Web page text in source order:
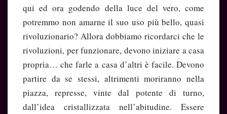
qui ed ora godendo della luce del vero, come
potremmo non amarne il suo uso più bello, quasi
rivoluzionario? Allora dobbiamo ricordarci che le
rivoluzioni, per funzionare, devono iniziare a casa
propria… che farle a casa d’altri è facile. Devono
partire da se stessi, altrimenti moriranno nella
piazza, represse, vinte dal potente di turno,
dall’idea cristallizzata nell’abitudine. Essere